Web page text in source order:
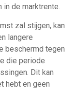
de marktrente.
zal stijgen, kan
langere
beschermd tegen
die periode
Dit kan
hebt en geen